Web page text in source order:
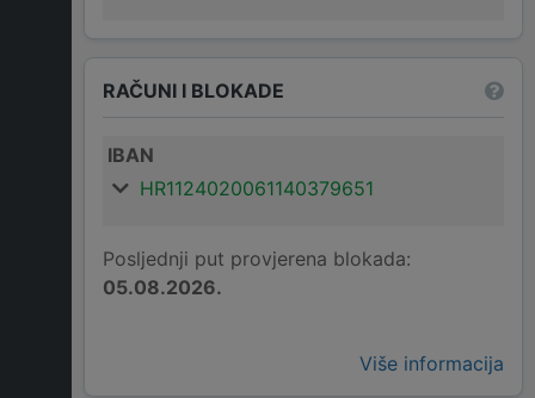
RAČUNI I BLOKADE
IBAN
HR1124020061140379651
Posljednji put provjerena blokada:
05.08.2026.
Više informacija